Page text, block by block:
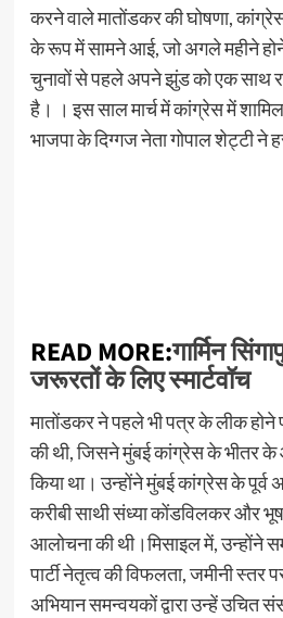
करने वाले मातोंडकर की घोषणा,
के रूप में सामने आई, जो अगले महीने होने
चुनावों से पहले अपने झुंड को एक साथ
है। । इस साल मार्च में कांग्रेस में
भाजपा के दिग्गज नेता गोपाल शेट्टी ने
READ MORE:गार्मिन
जरूरतों के लिए स्मार्टवॉच
मातोंडकर ने पहले भी पत्र के लीक होने
की थी, जिसने मुंबई कांग्रेस के भीतर के
किया था। उन्होंने मुंबई कांग्रेस के
करीबी साथी संध्या कोंडविलकर और
आलोचना की थी।मिसाइल में, उन्होंने
पार्टी नेतृत्व की विफलता, जमीनी स्तर
अभियान समन्वयकों द्वारा उन्हें उचित